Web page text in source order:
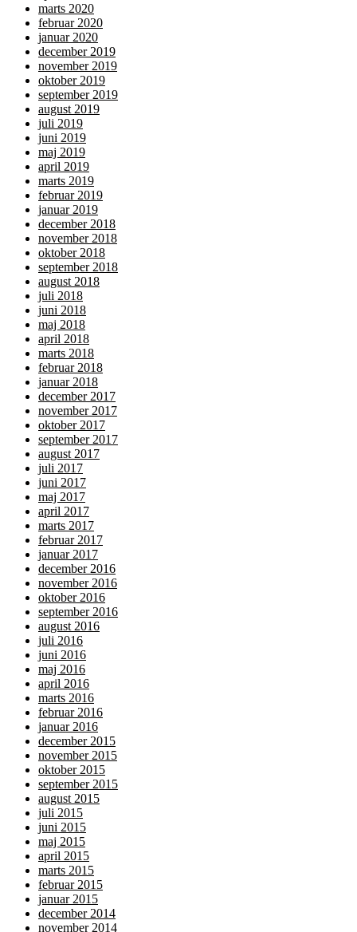
marts 2020
februar 2020
januar 2020
december 2019
november 2019
oktober 2019
september 2019
august 2019
juli 2019
juni 2019
maj 2019
april 2019
marts 2019
februar 2019
januar 2019
december 2018
november 2018
oktober 2018
september 2018
august 2018
juli 2018
juni 2018
maj 2018
april 2018
marts 2018
februar 2018
januar 2018
december 2017
november 2017
oktober 2017
september 2017
august 2017
juli 2017
juni 2017
maj 2017
april 2017
marts 2017
februar 2017
januar 2017
december 2016
november 2016
oktober 2016
september 2016
august 2016
juli 2016
juni 2016
maj 2016
april 2016
marts 2016
februar 2016
januar 2016
december 2015
november 2015
oktober 2015
september 2015
august 2015
juli 2015
juni 2015
maj 2015
april 2015
marts 2015
februar 2015
januar 2015
december 2014
november 2014